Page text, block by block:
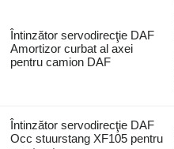
Întinzător servodirecţie DAF
Amortizor curbat al axei
pentru camion DAF
Întinzător servodirecţie DAF
Occ stuurstang XF105 pentru